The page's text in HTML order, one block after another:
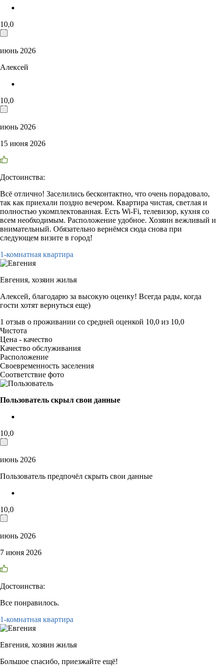
10,0
июнь 2026
Алексей
10,0
июнь 2026
15 июня 2026
Достоинства:
Всё отлично! Заселились бесконтактно, что очень порадовало,
так как приехали поздно вечером. Квартира чистая, светлая и
полностью укомплектованная. Есть Wi-Fi, телевизор, кухня со
всем необходимым. Расположение удобное. Хозяин вежливый и
внимательный. Обязательно вернёмся сюда снова при
следующем визите в город!
1-комнатная квартира
Евгения, хозяин жилья
Алексей, благодарю за высокую оценку! Всегда рады, когда
гости хотят вернуться еще)
1 отзыв о проживании со средней оценкой 10,0 из 10,0
Чистота
Цена - качество
Качество обслуживания
Расположение
Своевременность заселения
Соответствие фото
Пользователь скрыл свои данные
10,0
июнь 2026
Пользователь предпочёл скрыть свои данные
10,0
июнь 2026
7 июня 2026
Достоинства:
Все понравилось.
1-комнатная квартира
Евгения, хозяин жилья
Большое спасибо, приезжайте ещё!